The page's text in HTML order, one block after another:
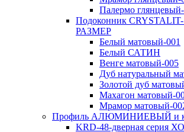
Палермо
Подоконник
РАЗМЕР
Белый матовый-001
Белый САТИН
Венге матовый-005
Дуб натуральный
Золотой дуб
Махагон матовый-
Мрамор матовый-
Профиль АЛЮМИНИЕВЫЙ и
KRD-48-дверная серия